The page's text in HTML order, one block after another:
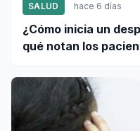
SALUD hace 6 días
¿Cómo inicia un
qué notan los